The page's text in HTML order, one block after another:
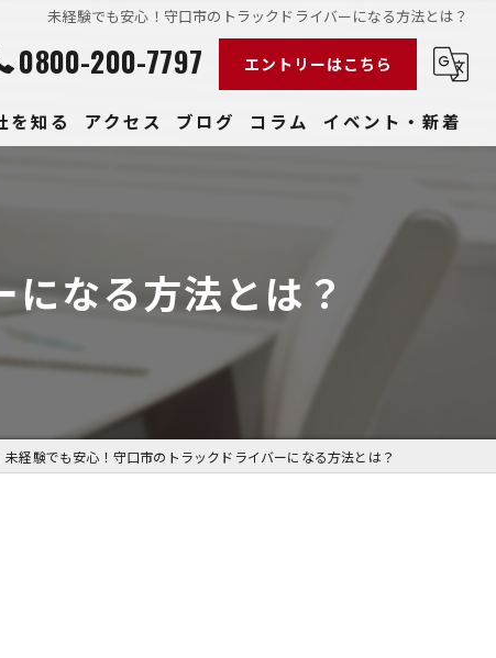
未経験でも安心！守口市のトラックドライバーになる方法とは？
0800-200-7797 エントリーはこちら
を知る
入
アクセス ブログ コラム イベント・新着
なる方法とは？
未経験でも安心！守口市のトラックドライバーになる方法とは？